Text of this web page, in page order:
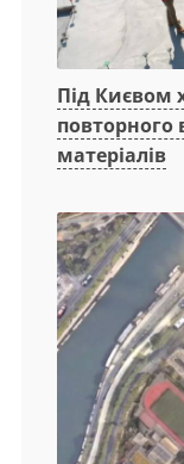
Під Києвом
повторного
матеріалів